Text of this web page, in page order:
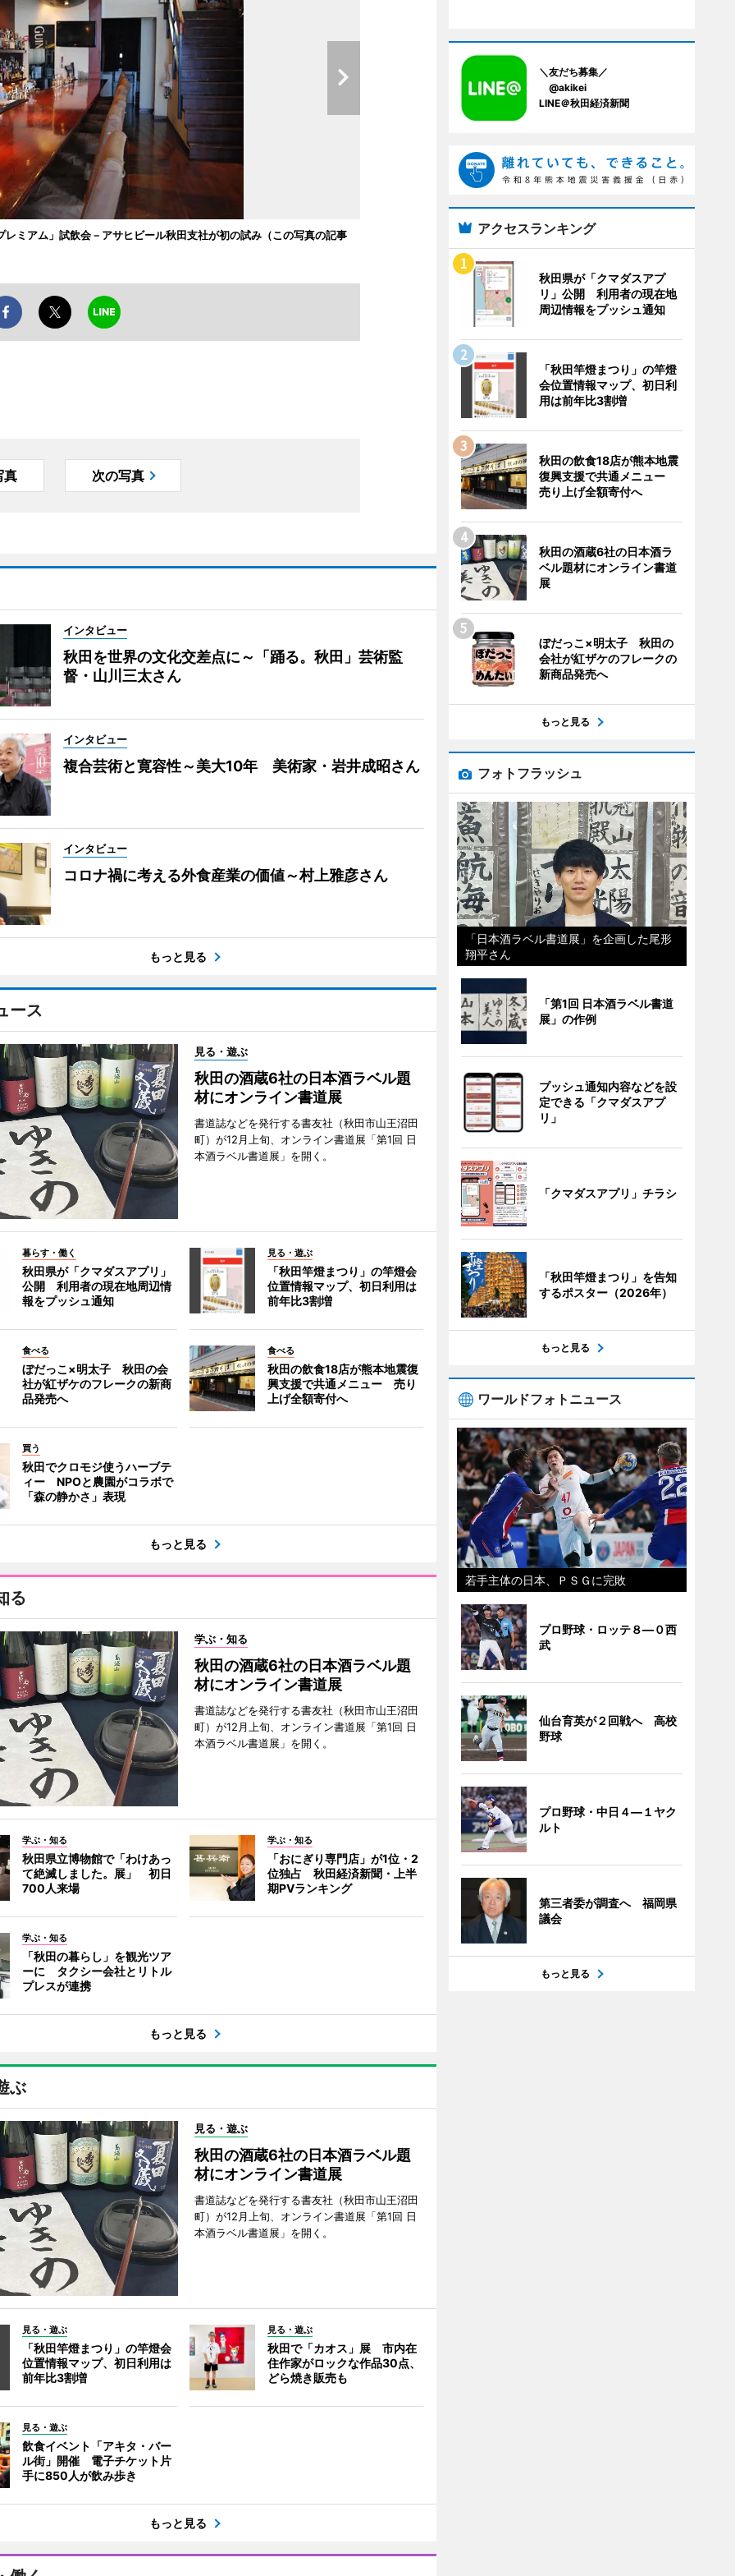
レミアム」試飲会－アサヒビール秋田支社が初の試み（この写真の記事
真 次の写真
インタビュー
秋田を世界の文化交差点に～「踊る。秋田」芸術監
督・山川三太さん
インタビュー
複合芸術と寛容性～美大10年 美術家・岩井成昭さん
インタビュー
コロナ禍に考える外食産業の価値～村上雅彦さん
もっと見る
ース
見る・遊ぶ
秋田の酒蔵6社の日本酒ラベル題
材にオンライン書道展
書道誌などを発行する書友社（秋田市山王沼田
町）が12月上旬、オンライン書道展「第1回 日
本酒ラベル書道展」を開く。
暮らす・働く
秋田県が「クマダスアプリ」
公開 利用者の現在地周辺情
報をプッシュ通知
見る・遊ぶ
「秋田竿燈まつり」の竿燈会
位置情報マップ、初日利用は
前年比3割増
食べる
ぼだっこ×明太子 秋田の会
社が紅ザケのフレークの新商
品発売へ
食べる
秋田の飲食18店が熊本地震復
興支援で共通メニュー 売り
上げ全額寄付へ
買う
秋田でクロモジ使うハーブテ
ィー NPOと農園がコラボで
「森の静かさ」表現
もっと見る
る
学ぶ・知る
秋田の酒蔵6社の日本酒ラベル題
材にオンライン書道展
書道誌などを発行する書友社（秋田市山王沼田
町）が12月上旬、オンライン書道展「第1回 日
本酒ラベル書道展」を開く。
学ぶ・知る
秋田県立博物館で「わけあっ
て絶滅しました。展」 初日
700人来場
学ぶ・知る
「おにぎり専門店」が1位・2
位独占 秋田経済新聞・上半
期PVランキング
学ぶ・知る
「秋田の暮らし」を観光ツア
ーに タクシー会社とリトル
プレスが連携
もっと見る
ぶ
見る・遊ぶ
秋田の酒蔵6社の日本酒ラベル題
材にオンライン書道展
書道誌などを発行する書友社（秋田市山王沼田
町）が12月上旬、オンライン書道展「第1回 日
本酒ラベル書道展」を開く。
見る・遊ぶ
「秋田竿燈まつり」の竿燈会
位置情報マップ、初日利用は
前年比3割増
見る・遊ぶ
秋田で「カオス」展 市内在
住作家がロックな作品30点、
どら焼き販売も
見る・遊ぶ
飲食イベント「アキタ・バー
ル街」開催 電子チケット片
手に850人が飲み歩き
もっと見る
＼友だち募集／
@akikei
LINE＠秋田経済新聞
アクセスランキング
秋田県が「クマダスアプ
リ」公開 利用者の現在地
周辺情報をプッシュ通知
「秋田竿燈まつり」の竿燈
会位置情報マップ、初日利
用は前年比3割増
秋田の飲食18店が熊本地震
復興支援で共通メニュー
売り上げ全額寄付へ
秋田の酒蔵6社の日本酒ラ
ベル題材にオンライン書道
展
ぼだっこ×明太子 秋田の
会社が紅ザケのフレークの
新商品発売へ
もっと見る
フォトフラッシュ
「日本酒ラベル書道展」を企画した尾形
翔平さん
「第1回 日本酒ラベル書道
展」の作例
プッシュ通知内容などを設
定できる「クマダスアプ
リ」
「クマダスアプリ」チラシ
「秋田竿燈まつり」を告知
するポスター（2026年）
もっと見る
ワールドフォトニュース
若手主体の日本、ＰＳＧに完敗
プロ野球・ロッテ８―０西
武
仙台育英が２回戦へ 高校
野球
プロ野球・中日４―１ヤク
ルト
第三者委が調査へ 福岡県
議会
もっと見る